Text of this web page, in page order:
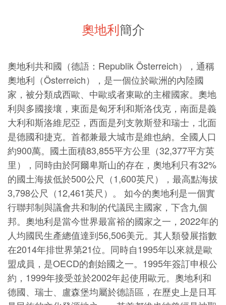
奧地利簡介
奧地利共和國（德語：Republik Österreich），通稱
奧地利（Österreich），是一個位於歐洲的內陸國
家，被分類成西歐、中歐或者東歐的主權國家。奧地
利與多國接壤，東面是匈牙利和斯洛伐克，南面是義
大利和斯洛維尼亞，西面是列支敦斯登和瑞士，北面
是德國和捷克。首都兼最大城市是維也納。全國人口
約900萬。國土面積83,855平方公里（32,377平方英
里），同時由於阿爾卑斯山的存在，奧地利只有32%
的國土海拔低於500公尺（1,600英尺），最高點海拔
3,798公尺（12,461英尺）。 如今的奧地利是一個實
行聯邦制與議會共和制的代議民主國家，下含九個
邦。奧地利是當今世界最富裕的國家之一，2022年的
人均國民生產總值達到56,506美元。其人類發展指數
在2014年排世界第21位。同時自1995年以來就是歐
盟成員，是OECD的創始國之一。1995年簽訂申根公
約，1999年接受並於2002年起使用歐元。奧地利和
德國、瑞士、盧森堡均屬於德語區，在歷史上是日耳